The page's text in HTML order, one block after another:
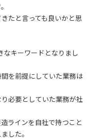
たと言っても良いかと思
キーワードとなりまし
を前提にしていた業務は
必要としていた業務が社
ラインを自社で持つこと
した。